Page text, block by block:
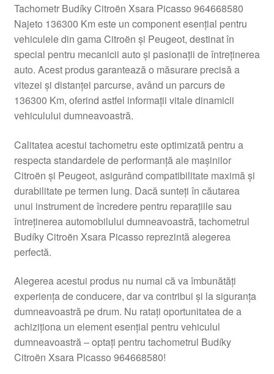
Despre noi
Finalizare comandă
Livrare
Plângere
Plățile
Politică de confidențialitate
Procedura de reclamație
Termeni si conditii
Tachometr Budíky Citroën Xsara Picasso 964668580
Najeto 136300 Km este un component esențial pentru
vehiculele din gama Citroën și Peugeot, destinat în
special pentru mecanicii auto și pasionații de întreținerea
auto. Acest produs garantează o măsurare precisă a
vitezei și distanței parcurse, având un parcurs de
136300 Km, oferind astfel informații vitale dinamicii
vehiculului dumneavoastră.
Calitatea acestui tachometru este optimizată pentru a
respecta standardele de performanță ale mașinilor
Citroën și Peugeot, asigurând compatibilitate maximă și
durabilitate pe termen lung. Dacă sunteți în căutarea
unui instrument de încredere pentru reparațiile sau
întreținerea automobilului dumneavoastră, tachometrul
Budíky Citroën Xsara Picasso reprezintă alegerea
perfectă.
Alegerea acestui produs nu numai că va îmbunătăți
experiența de conducere, dar va contribui și la siguranța
dumneavoastră pe drum. Nu ratați oportunitatea de a
achiziționa un element esențial pentru vehiculul
dumneavoastră – optați pentru tachometrul Budíky
Citroën Xsara Picasso 964668580!